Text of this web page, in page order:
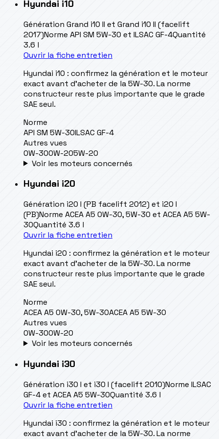
Hyundai i10
Génération Grand i10 II et Grand i10 II (facelift
2017)Norme API SM 5W-30 et ILSAC GF-4Quantité
3.6 l
Ouvrir la fiche entretien
Hyundai i10 : confirmez la génération et le moteur
exact avant d’acheter de la 5W-30. La norme
constructeur reste plus importante que le grade
SAE seul.
Norme
API SM 5W-30ILSAC GF-4
Autres vues
0W-300W-205W-20
Voir les moteurs concernés
Hyundai i20
Génération i20 I (PB facelift 2012) et i20 I
(PB)Norme ACEA A5 0W-30, 5W-30 et ACEA A5 5W-
30Quantité 3.6 l
Ouvrir la fiche entretien
Hyundai i20 : confirmez la génération et le moteur
exact avant d’acheter de la 5W-30. La norme
constructeur reste plus importante que le grade
SAE seul.
Norme
ACEA A5 0W-30, 5W-30ACEA A5 5W-30
Autres vues
0W-300W-20
Voir les moteurs concernés
Hyundai i30
Génération i30 I et i30 I (facelift 2010)Norme ILSAC
GF-4 et ACEA A5 5W-30Quantité 3.6 l
Ouvrir la fiche entretien
Hyundai i30 : confirmez la génération et le moteur
exact avant d’acheter de la 5W-30. La norme